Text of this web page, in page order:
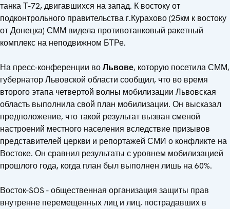
танка Т-72, двигавшихся на запад. К востоку от
подконтрольного правительства г.Курахово (25км к востоку
от Донецка) СММ видела противотанковый ракетный
комплекс на неподвижном БТРе.
На пресс-конференции воЛьвове, которую посетила СММ,
губернатор Львовской области сообщил, что во время
второго этапа четвертой волны мобилизации Львовская
область выполнила свой план мобилизации. Он высказал
предположение, что такой результат вызван сменой
настроений местного населения вследствие призывов
представителей церкви и репортажей СМИ о конфликте на
Востоке. Он сравнил результаты с уровнем мобилизацией
прошлого года, когда план был выполнен лишь на 60%.
Восток-SOS - общественная организация защиты прав
внутренне перемещенных лиц и лиц, пострадавших в